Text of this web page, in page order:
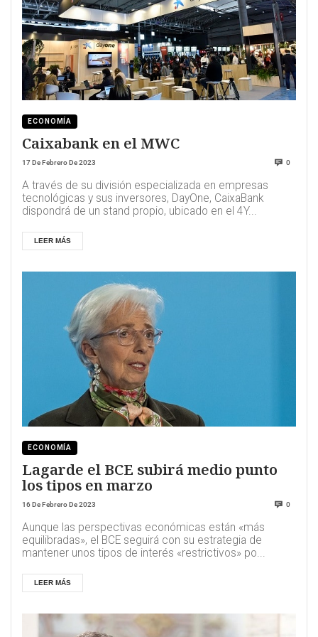
ECONOMÍA
Caixabank en el MWC
17 De Febrero De 2023 0
A través de su división especializada en empresas
tecnológicas y sus inversores, DayOne, CaixaBank
dispondrá de un stand propio, ubicado en el 4Y...
LEER MÁS
ECONOMÍA
Lagarde el BCE subirá medio punto
los tipos en marzo
16 De Febrero De 2023 0
Aunque las perspectivas económicas están «más
equilibradas», el BCE seguirá con su estrategia de
mantener unos tipos de interés «restrictivos» po...
LEER MÁS